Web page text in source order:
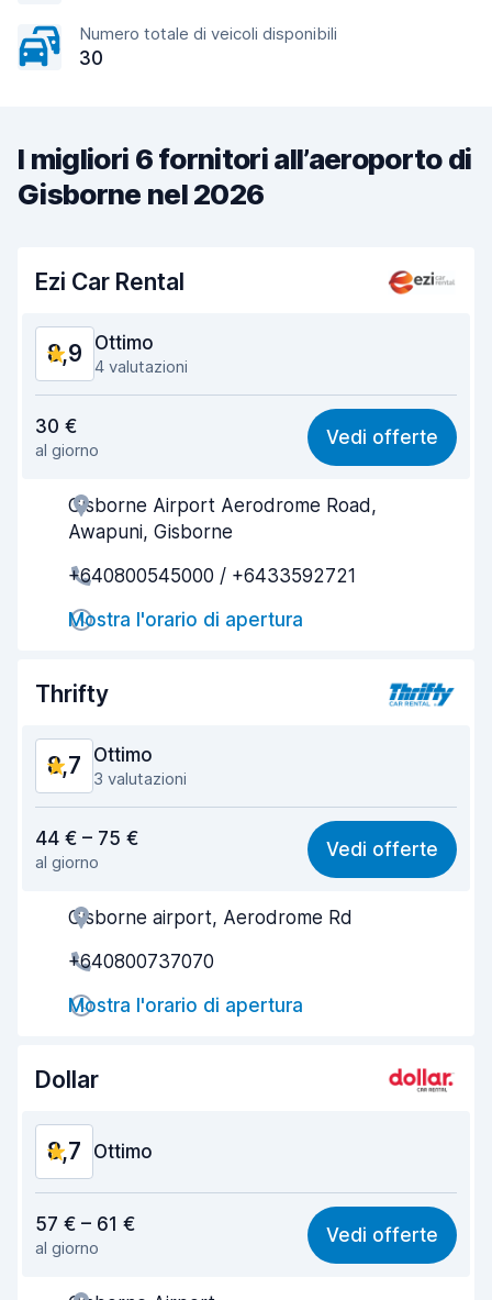
Numero totale di veicoli disponibili
30
I migliori 6 fornitori all’aeroporto di
Gisborne nel 2026
Ezi Car Rental
8,9 Ottimo
4 valutazioni
9,0
Facile da trovare 8,4
Gentilezza degli agenti
Condizioni dell'auto 9,4
30 €
al giorno
Vedi offerte
Gisborne Airport Aerodrome Road,
Awapuni, Gisborne
+640800545000 / +6433592721
Mostra l'orario di apertura
Thrifty
8,7 Ottimo
3 valutazioni
8,8
Facile da trovare 8,3
Gentilezza degli agenti
Rapidità del ritiro
Rapidità della riconsegna
44 € – 75 €
al giorno
Vedi offerte
Gisborne airport, Aerodrome Rd
+640800737070
Mostra l'orario di apertura
Dollar
8,7 Ottimo
8,9
Facile da trovare 8,2
57 € – 61 €
al giorno
Vedi offerte